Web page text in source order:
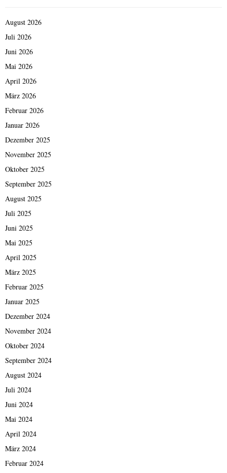
August 2026
Juli 2026
Juni 2026
Mai 2026
April 2026
März 2026
Februar 2026
Januar 2026
Dezember 2025
November 2025
Oktober 2025
September 2025
August 2025
Juli 2025
Juni 2025
Mai 2025
April 2025
März 2025
Februar 2025
Januar 2025
Dezember 2024
November 2024
Oktober 2024
September 2024
August 2024
Juli 2024
Juni 2024
Mai 2024
April 2024
März 2024
Februar 2024